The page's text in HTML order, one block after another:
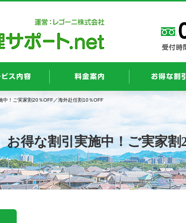
中！ご実家割20％OFF／海外赴任割10％OFF
お得な割引実施中！ご実家